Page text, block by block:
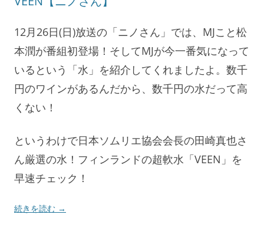
12月26日(日)放送の「ニノさん」では、MJこと松
本潤が番組初登場！そしてMJが今一番気になって
いるという「水」を紹介してくれましたよ。数千
円のワインがあるんだから、数千円の水だって高
くない！
というわけで日本ソムリエ協会会長の田崎真也さ
ん厳選の水！フィンランドの超軟水「VEEN」を
早速チェック！
続きを読む →